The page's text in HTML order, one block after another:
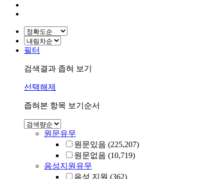
필터
검색결과 좁혀 보기
선택해제
좁혀본 항목 보기순서
원문유무
원문있음 (225,207)
원문없음 (10,719)
음성지원유무
음성 지원 (362)